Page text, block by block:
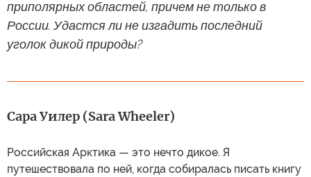
приполярных областей, причем не только в
России. Удастся ли не изгадить последний
уголок дикой природы?
Сара Уилер (Sara Wheeler)
Российская Арктика — это нечто дикое. Я
путешествовала по ней, когда собиралась писать книгу